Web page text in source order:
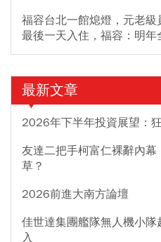
福容台北一館熄燈，元老
最後一天入住，福容：明年
最新文章
2026年下半年投資展望：
友達二把手柯富仁裸辭內
草？
2026前進大南方論壇
佳世達集團艦隊無人機小
入